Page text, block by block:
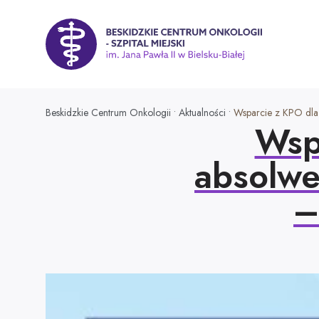
Beskidzkie Centrum Onkologii - Szpital Miejski im. Jana
Beskidzkie Centrum Onkologii • Aktualności • Wsparcie z KPO